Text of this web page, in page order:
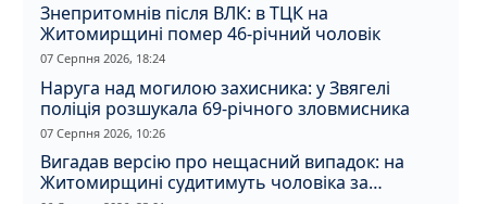
Знепритомнів після ВЛК: в ТЦК на
Житомирщині помер 46-річний чоловік
07 Серпня 2026, 18:24
Наруга над могилою захисника: у Звягелі
поліція розшукала 69-річного зловмисника
07 Серпня 2026, 10:26
Вигадав версію про нещасний випадок: на
Житомирщині судитимуть чоловіка за